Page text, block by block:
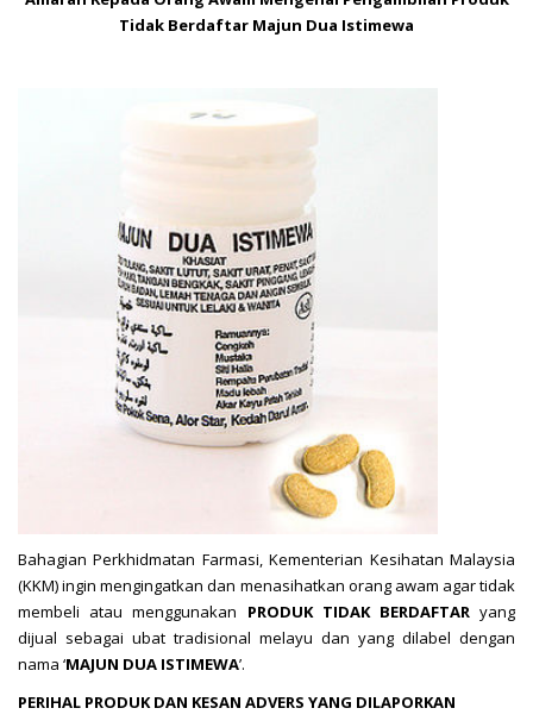
Tidak Berdaftar Majun Dua Istimewa
Bahagian Perkhidmatan Farmasi, Kementerian Kesihatan Malaysia
(KKM) ingin mengingatkan dan menasihatkan orang awam agar tidak
membeli atau menggunakan PRODUK TIDAK BERDAFTARyang
dijual sebagai ubat tradisional melayu dan yang dilabel dengan
nama ‘MAJUN DUA ISTIMEWA’.
PERIHAL PRODUK DAN KESAN ADVERS YANG DILAPORKAN